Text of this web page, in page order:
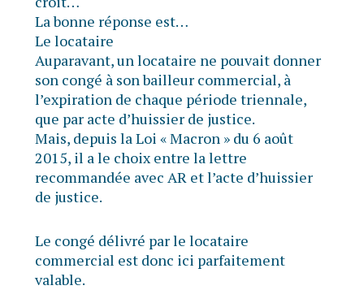
La bonne réponse est…
Le locataire
Auparavant, un locataire ne pouvait donner
son congé à son bailleur commercial, à
l’expiration de chaque période triennale,
que par acte d’huissier de justice.
Mais, depuis la Loi « Macron » du 6 août
2015, il a le choix entre la lettre
recommandée avec AR et l’acte d’huissier
de justice.
Le congé délivré par le locataire
commercial est donc ici parfaitement
valable.